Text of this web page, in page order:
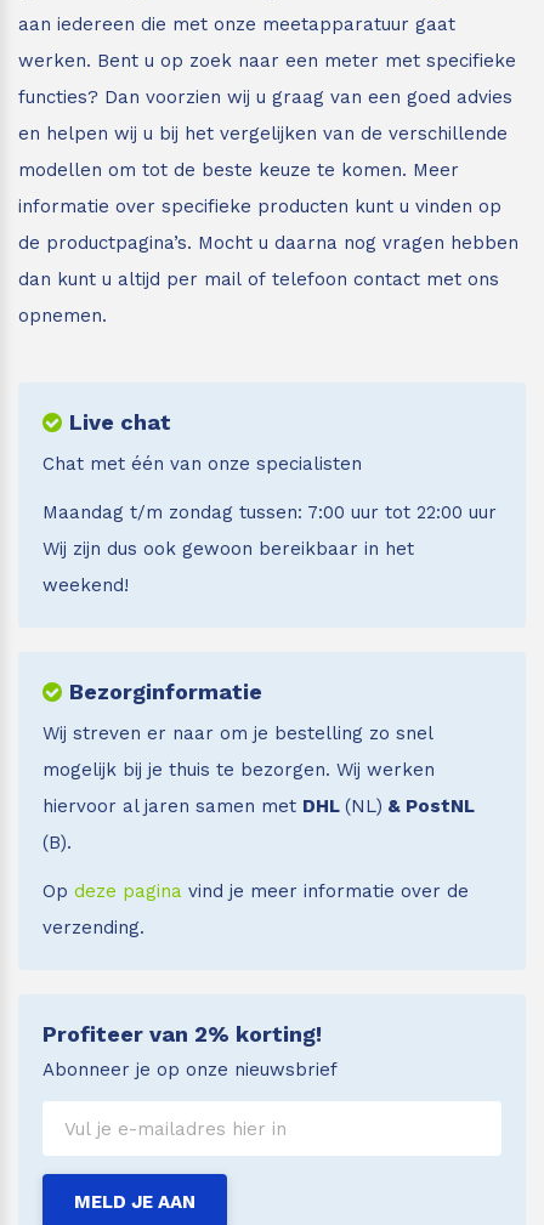
aan iedereen die met onze meetapparatuur gaat
werken. Bent u op zoek naar een meter met specifieke
functies? Dan voorzien wij u graag van een goed advies
en helpen wij u bij het vergelijken van de verschillende
modellen om tot de beste keuze te komen. Meer
informatie over specifieke producten kunt u vinden op
de productpagina’s. Mocht u daarna nog vragen hebben
dan kunt u altijd per mail of telefoon contact met ons
opnemen.
Live chat
Chat met één van onze specialisten
Maandag t/m zondag tussen: 7:00 uur tot 22:00 uur
Wij zijn dus ook gewoon bereikbaar in het
weekend!
Bezorginformatie
Wij streven er naar om je bestelling zo snel
mogelijk bij je thuis te bezorgen. Wij werken
hiervoor al jaren samen met DHL (NL) & PostNL
(B).
Op deze pagina vind je meer informatie over de
verzending.
Profiteer van 2% korting!
Abonneer je op onze nieuwsbrief
MELD JE AAN